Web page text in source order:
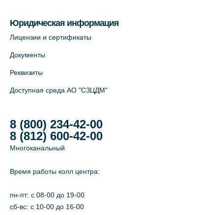
Юридическая информация
Лицензии и сертификаты
Документы
Реквизиты
Доступная среда АО "СЗЦДМ"
8 (800) 234-42-00
8 (812) 600-42-00
Многоканальный
Время работы колл центра:
пн-пт: c 08-00 до 19-00
сб-вс: с 10-00 до 16-00